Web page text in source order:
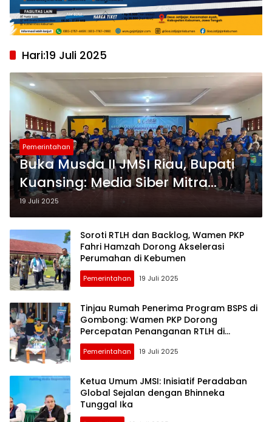
Hari:19 Juli 2025
Pemerintahan
Buka Musda II JMSI Riau, Bupati
Kuansing: Media Siber Mitra
Strategis Pemerintah
19 Juli 2025
Soroti RTLH dan Backlog, Wamen PKP
Fahri Hamzah Dorong Akselerasi
Perumahan di Kebumen
Pemerintahan 19 Juli 2025
Tinjau Rumah Penerima Program BSPS di
Gombong: Wamen PKP Dorong
Percepatan Penanganan RTLH di
Kebumen
Pemerintahan 19 Juli 2025
Ketua Umum JMSI: Inisiatif Peradaban
Global Sejalan dengan Bhinneka
Tunggal Ika